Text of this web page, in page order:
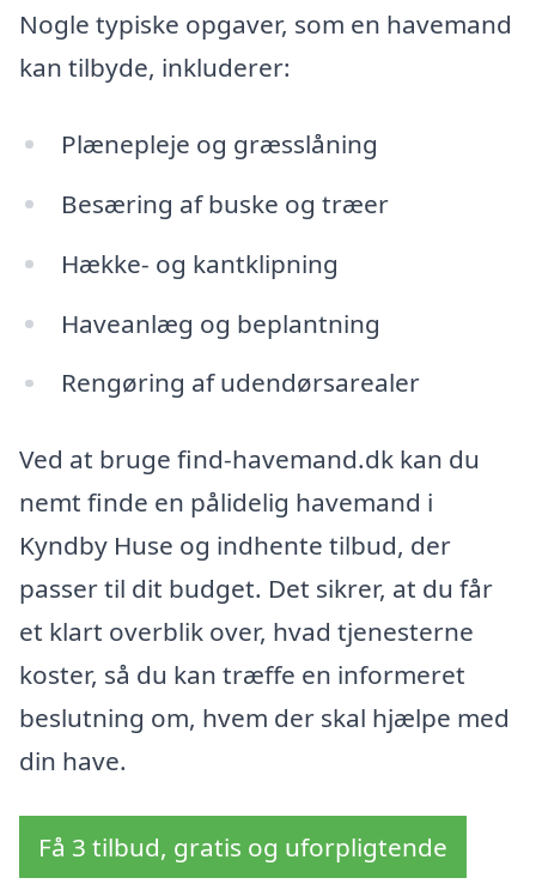
Nogle typiske opgaver, som en havemand
kan tilbyde, inkluderer:
Plænepleje og græsslåning
Besæring af buske og træer
Hække- og kantklipning
Haveanlæg og beplantning
Rengøring af udendørsarealer
Ved at bruge find-havemand.dk kan du
nemt finde en pålidelig havemand i
Kyndby Huse og indhente tilbud, der
passer til dit budget. Det sikrer, at du får
et klart overblik over, hvad tjenesterne
koster, så du kan træffe en informeret
beslutning om, hvem der skal hjælpe med
din have.
Få 3 tilbud, gratis og uforpligtende